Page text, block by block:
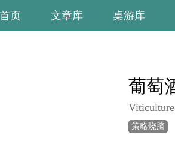
首页 文章库 桌游库
葡萄
策略烧脑